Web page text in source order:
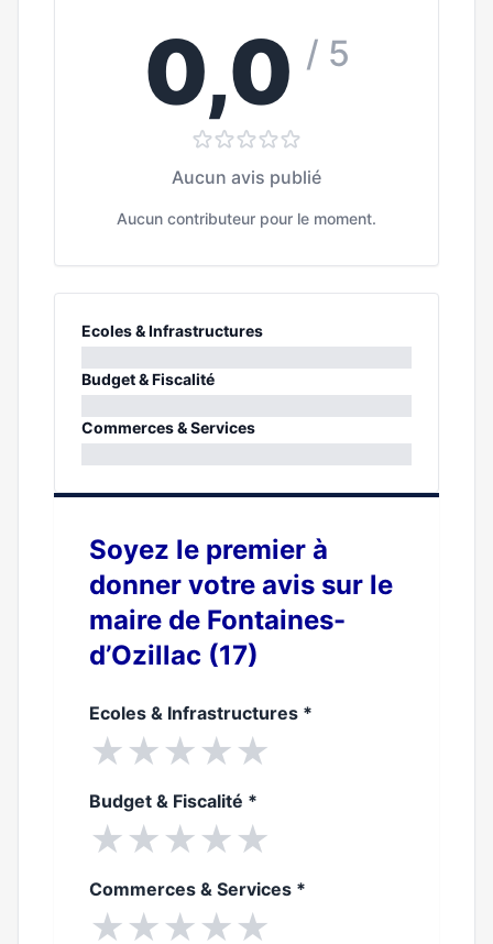
0,0 / 5
Aucun avis publié
Aucun contributeur pour le moment.
Ecoles & Infrastructures
0%
Budget & Fiscalité
0%
Commerces & Services
Soyez le premier à
donner votre avis sur le
maire de Fontaines-
d’Ozillac (17)
Ecoles & Infrastructures *
★★★★★
Budget & Fiscalité *
★★★★★
Commerces & Services *
★★★★★